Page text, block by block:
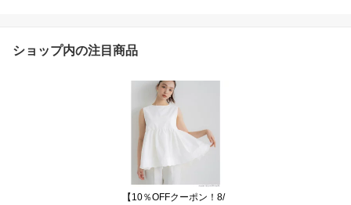
ショップ内の注目商品
【10％OFFクーポン！8/